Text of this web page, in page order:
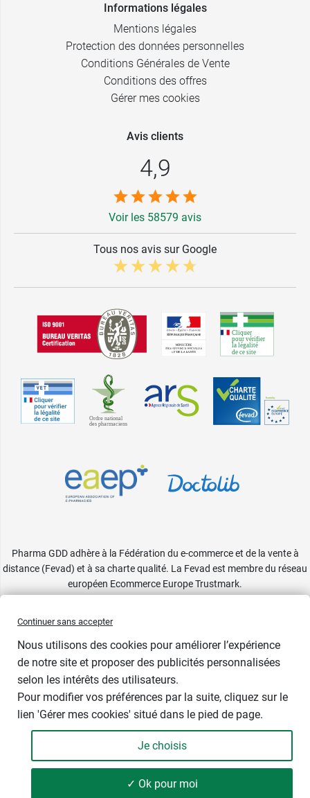
- +
Informations légales
Mentions légales
Protection des données personnelles
Conditions Générales de Vente
Conditions des offres
Gérer mes cookies
Avis clients
4,9
Voir les 58579 avis
Tous nos avis sur Google
Pharma GDD adhère à la Fédération du e-commerce et de la vente à
distance (Fevad) et à sa charte qualité. La Fevad est membre du réseau
européen Ecommerce Europe Trustmark.
Continuer sans accepter
Nous utilisons des cookies pour améliorer l’expérience
de notre site et proposer des publicités personnalisées
selon les intérêts des utilisateurs.
Pour modifier vos préférences par la suite, cliquez sur le
lien 'Gérer mes cookies' situé dans le pied de page.
Je choisis
✓ Ok pour moi